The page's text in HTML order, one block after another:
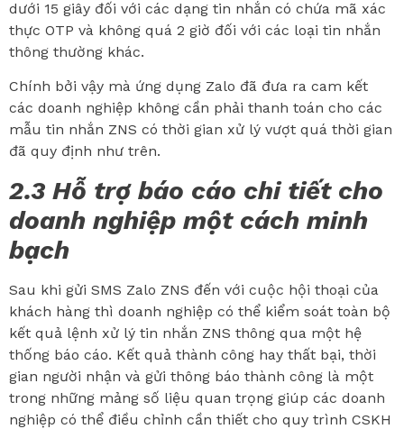
dưới 15 giây đối với các dạng tin nhắn có chứa mã xác
thực OTP và không quá 2 giờ đối với các loại tin nhắn
thông thường khác.
Chính bởi vậy mà ứng dụng Zalo đã đưa ra cam kết
các doanh nghiệp không cần phải thanh toán cho các
mẫu tin nhắn ZNS có thời gian xử lý vượt quá thời gian
đã quy định như trên.
2.3 Hỗ trợ báo cáo chi tiết cho
doanh nghiệp một cách minh
bạch
Sau khi gửi SMS Zalo ZNS đến với cuộc hội thoại của
khách hàng thì doanh nghiệp có thể kiểm soát toàn bộ
kết quả lệnh xử lý tin nhắn ZNS thông qua một hệ
thống báo cáo. Kết quả thành công hay thất bại, thời
gian người nhận và gửi thông báo thành công là một
trong những mảng số liệu quan trọng giúp các doanh
nghiệp có thể điều chỉnh cần thiết cho quy trình CSKH